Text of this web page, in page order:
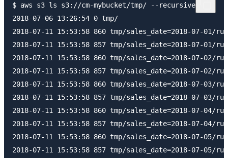
$ aws s3 ls s3://cm-mybucket/tmp/ --recursive
2018-07-06 13:26:54 0 tmp/
2018-07-11 15:53:58 860 tmp/sales_date=2018-07-01/
2018-07-11 15:53:58 857 tmp/sales_date=2018-07-01/
2018-07-11 15:53:58 860 tmp/sales_date=2018-07-02/
2018-07-11 15:53:58 857 tmp/sales_date=2018-07-02/
2018-07-11 15:53:58 860 tmp/sales_date=2018-07-03/
2018-07-11 15:53:58 857 tmp/sales_date=2018-07-03/
2018-07-11 15:53:58 860 tmp/sales_date=2018-07-04/
2018-07-11 15:53:58 857 tmp/sales_date=2018-07-04/
2018-07-11 15:53:58 860 tmp/sales_date=2018-07-05/
2018-07-11 15:53:58 857 tmp/sales_date=2018-07-05/